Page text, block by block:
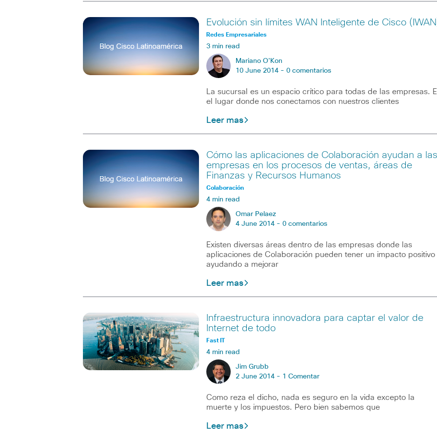
Evolución sin límites WAN Inteligente de Cisco
Redes Empresariales
3 min read
Mariano O'Kon
10 June 2014 - 0 comentarios
La sucursal es un espacio crítico para todas de las empresas.
el lugar donde nos conectamos con nuestros clientes
Leer mas
Cómo las aplicaciones de Colaboración ayudan a las
empresas en los procesos de ventas, áreas de
Finanzas y Recursos Humanos
Colaboración
4 min read
Omar Pelaez
4 June 2014 - 0 comentarios
Existen diversas áreas dentro de las empresas donde las
aplicaciones de Colaboración pueden tener un impacto positivo
ayudando a mejorar
Leer mas
Infraestructura innovadora para captar el valor de
Internet de todo
Fast IT
4 min read
Jim Grubb
2 June 2014 - 1 Comentar
Como reza el dicho, nada es seguro en la vida excepto la
muerte y los impuestos. Pero bien sabemos que
Leer mas